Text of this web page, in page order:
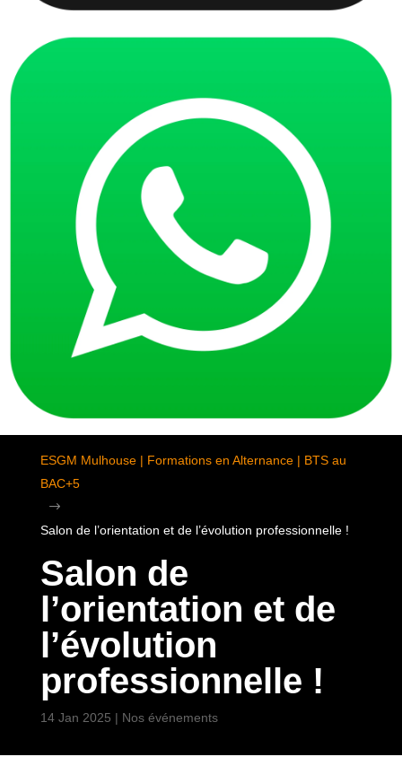
ESGM Mulhouse | Formations en Alternance | BTS au
BAC+5
$
Salon de l’orientation et de l’évolution professionnelle !
Salon de
l’orientation et de
l’évolution
professionnelle !
14 Jan 2025 | Nos événements